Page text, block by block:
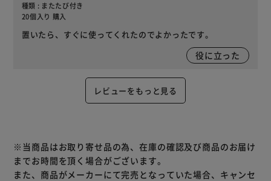
種類 : またたび付き
20個入り 購入
置いたら、すぐに使ってくれたのでよかったです。
役に立った
レビューをもっと見る
※当商品はお取り寄せ品の為、在庫の確認及び商品のお届け
までお時間を頂く場合がございます。
また、商品がメーカーにて完売となっていた場合、キャンセ